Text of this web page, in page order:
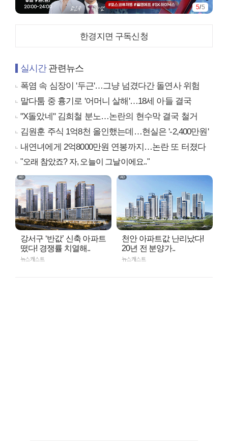
5/5
한경지면 구독신청
실시간관련뉴스
폭염 속 심장이 '두근'…그냥 넘겼다간 돌연사 위험
말다툼 중 흉기로 '어머니 살해'…18세 아들 결국
"X돌았네" 김희철 분노…논란의 현수막 결국 철거
김원훈 주식 1억8천 올인했는데…현실은 '-2,400만원'
내연녀에게 2억8000만원 연봉까지…논란 또 터졌다
"오래 참았죠? 자, 오늘이 그날이에요.."
강서구 ‘반값’ 신축 아파트
떴다! 경쟁률 치열해..
뉴스캐스트
천안 아파트값 난리났다!
20년 전 분양가..
뉴스캐스트